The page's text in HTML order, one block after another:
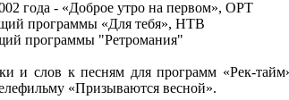
года - «Доброе утро на первом», ОРТ
программы «Для тебя», НТВ
программы "Ретромания"
и слов к песням для программ «Рек-
«Призываются весной».